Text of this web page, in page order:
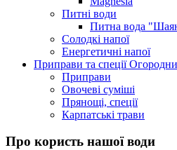
Питні води
Питна вода
Солодкі напої
Енергетичні напої
Приправи та спеції
Приправи
Овочеві суміші
Прянощі, спеції
Карпатські трави
Про користь нашої води